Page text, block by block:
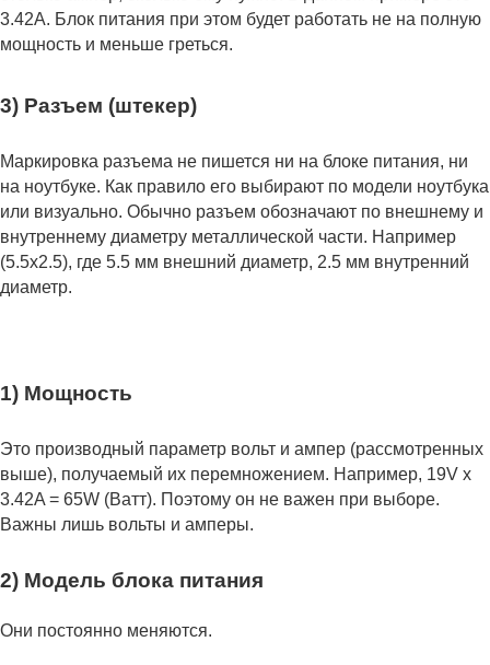
3.42А. Блок питания при этом будет работать не на полную
мощность и меньше греться.
3) Разъем (штекер)
Маркировка разъема не пишется ни на блоке питания, ни
на ноутбуке. Как правило его выбирают по модели ноутбука
или визуально. Обычно разъем обозначают по внешнему и
внутреннему диаметру металлической части. Например
(5.5x2.5), где 5.5 мм внешний диаметр, 2.5 мм внутренний
диаметр.
1) Мощность
Это производный параметр вольт и ампер (рассмотренных
выше), получаемый их перемножением. Например, 19V x
3.42A = 65W (Ватт). Поэтому он не важен при выборе.
Важны лишь вольты и амперы.
2) Модель блока питания
Они постоянно меняются.